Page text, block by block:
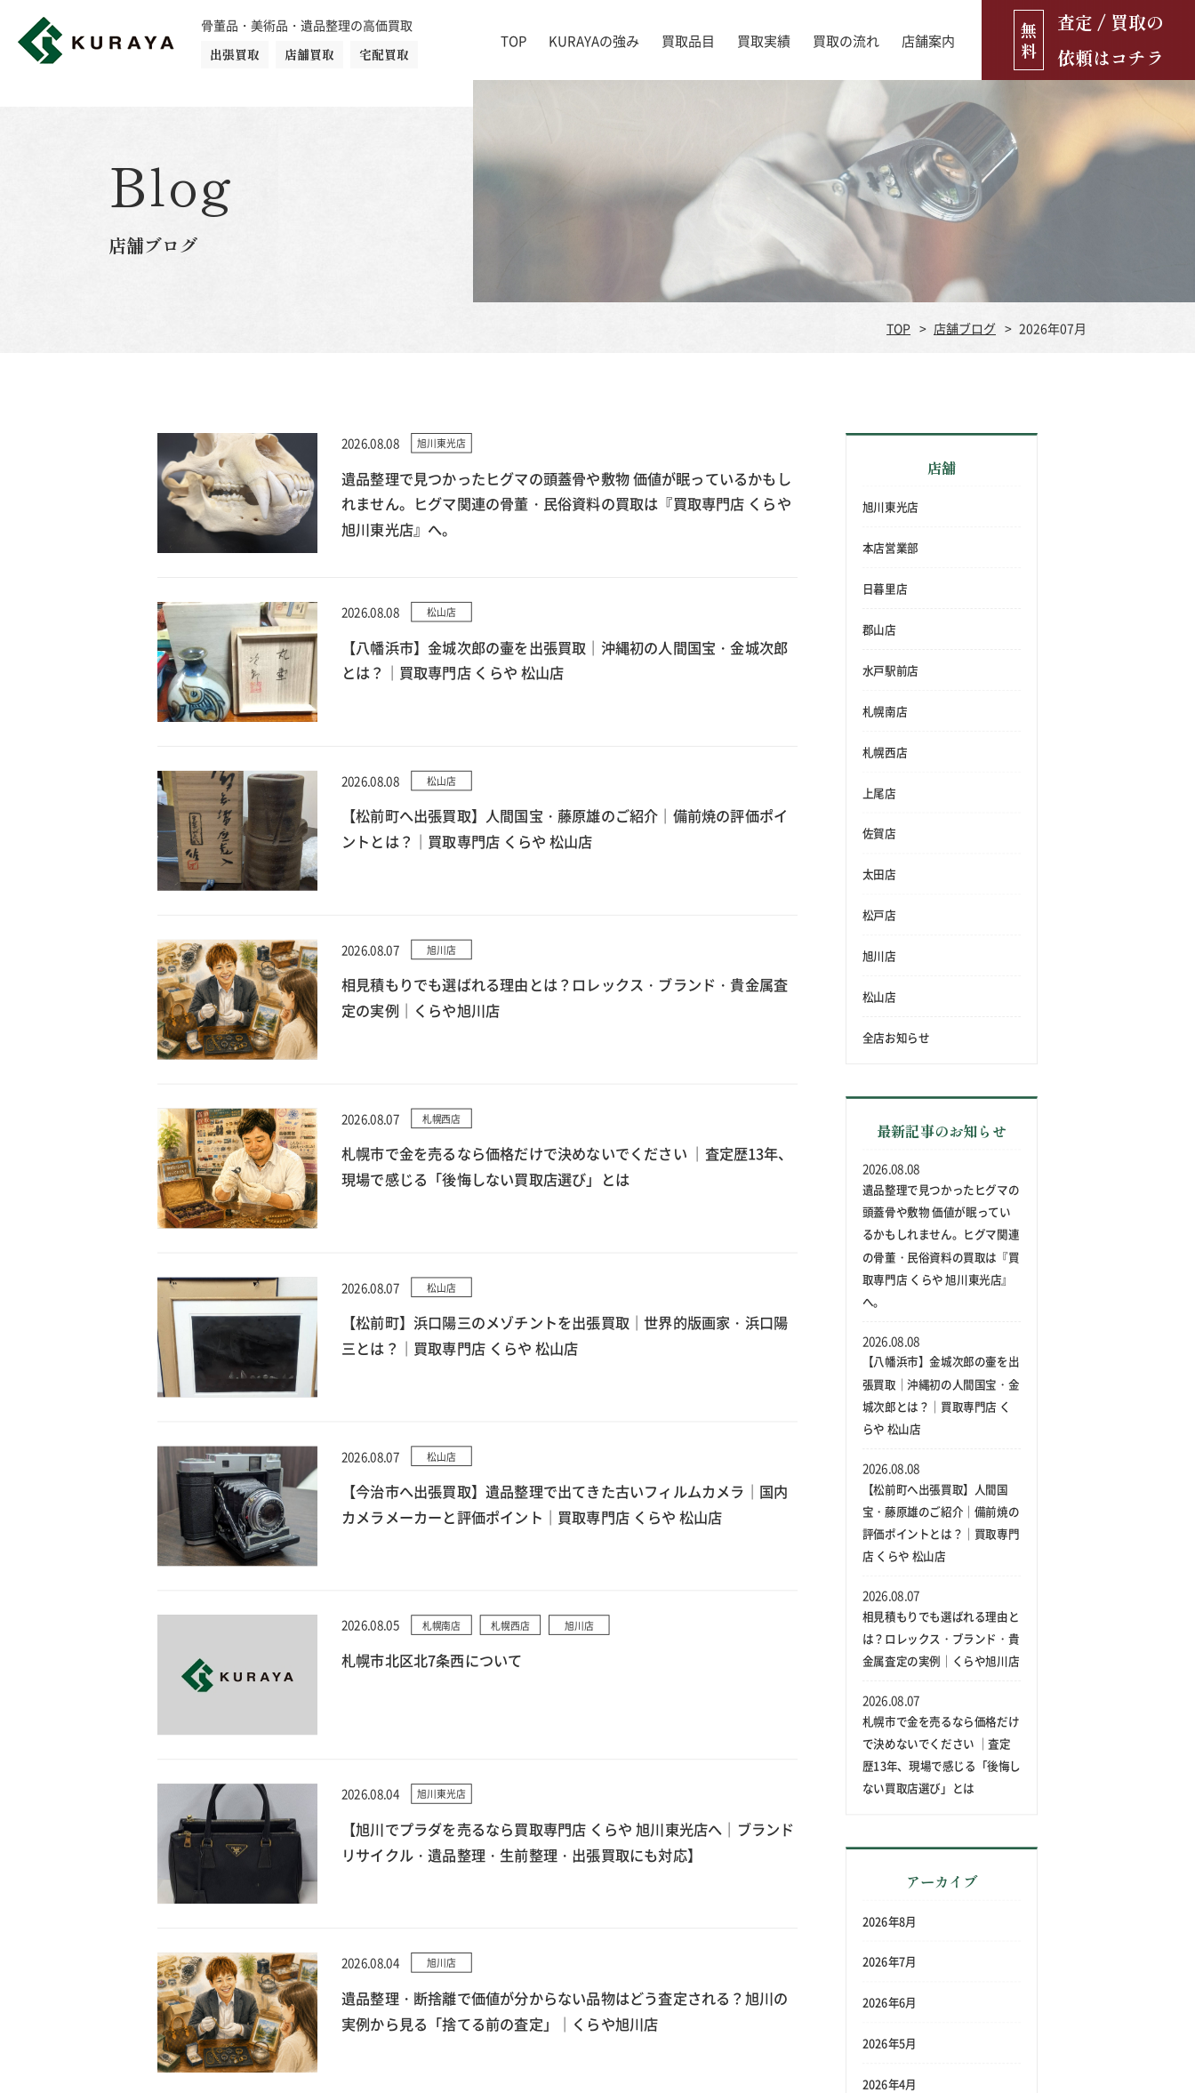
骨董品・美術品・遺品整理の高価買取
出張買取
店舗買取 宅配買取
TOP KURAYAの強み 買取品目
古銭・古紙幣
古いおもちゃ・人形 遺品買取
ダイヤモンド 時計 ブランド品 食器
楽器 ブランド家具
買取実績 買取の流れ 店舗案内
店舗ブログ お役立ち情報
無
料
査定 / 買取の
依頼はコチラ
Blog
店舗ブログ
TOP 店舗ブログ 2026年07月
2026.08.08 旭川東光店
遺品整理で見つかったヒグマの頭蓋骨や敷物 価値が眠っているかもし
れません。ヒグマ関連の骨董・民俗資料の買取は『買取専門店 くらや
旭川東光店』へ。
2026.08.08 松山店
【八幡浜市】金城次郎の壷を出張買取｜沖縄初の人間国宝・金城次郎
とは？｜買取専門店 くらや 松山店
2026.08.08 松山店
【松前町へ出張買取】人間国宝・藤原雄のご紹介｜備前焼の評価ポイ
ントとは？｜買取専門店 くらや 松山店
2026.08.07 旭川店
相見積もりでも選ばれる理由とは？ロレックス・ブランド・貴金属査
定の実例｜くらや旭川店
2026.08.07 札幌西店
札幌市で金を売るなら価格だけで決めないでください ｜査定歴13年、
現場で感じる「後悔しない買取店選び」とは
2026.08.07 松山店
【松前町】浜口陽三のメゾチントを出張買取｜世界的版画家・浜口陽
三とは？｜買取専門店 くらや 松山店
2026.08.07 松山店
【今治市へ出張買取】遺品整理で出てきた古いフィルムカメラ｜国内
カメラメーカーと評価ポイント｜買取専門店 くらや 松山店
2026.08.05 札幌南店 札幌西店 旭川店
札幌市北区北7条西について
2026.08.04 旭川東光店
【旭川でプラダを売るなら買取専門店 くらや 旭川東光店へ｜ブランド
リサイクル・遺品整理・生前整理・出張買取にも対応】
2026.08.04 旭川店
遺品整理・断捨離で価値が分からない品物はどう査定される？旭川の
実例から見る「捨てる前の査定」｜くらや旭川店
店舗
旭川東光店
本店営業部
日暮里店
郡山店
水戸駅前店
札幌南店
札幌西店
上尾店
佐賀店
太田店
松戸店
旭川店
松山店
全店お知らせ
最新記事のお知らせ
遺品整理で見つかったヒグマの
頭蓋骨や敷物 価値が眠ってい
るかもしれません。ヒグマ関連
の骨董・民俗資料の買取は『買
取専門店 くらや 旭川東光店』
へ。
2026.08.08
【八幡浜市】金城次郎の壷を出
張買取｜沖縄初の人間国宝・金
城次郎とは？｜買取専門店 く
らや 松山店
2026.08.08
【松前町へ出張買取】人間国
宝・藤原雄のご紹介｜備前焼の
評価ポイントとは？｜買取専門
店 くらや 松山店
2026.08.08
相見積もりでも選ばれる理由と
は？ロレックス・ブランド・貴
金属査定の実例｜くらや旭川店
2026.08.07
札幌市で金を売るなら価格だけ
で決めないでください ｜査定
歴13年、現場で感じる「後悔し
ない買取店選び」とは
2026.08.07
アーカイブ
2026年8月
2026年7月
2026年6月
2026年5月
2026年4月